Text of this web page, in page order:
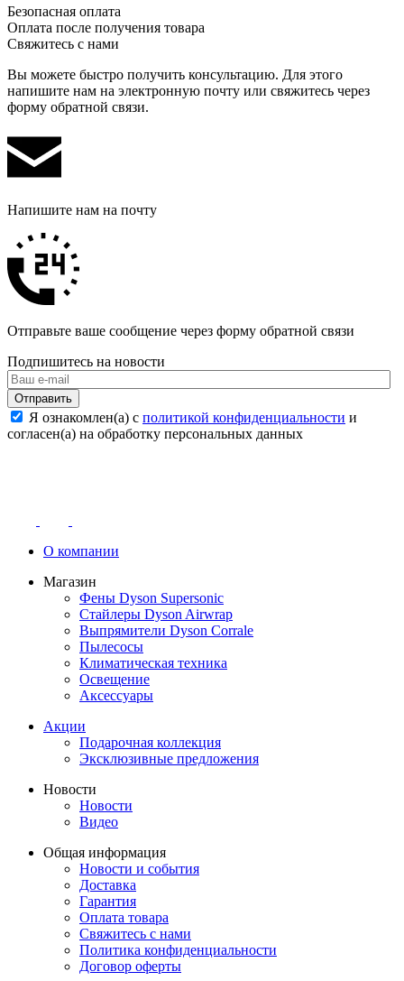
Безопасная оплата
Оплата после получения товара
Свяжитесь с нами
Вы можете быстро получить консультацию. Для этого
напишите нам на электронную почту или свяжитесь через
форму обратной связи.
Напишите нам на почту
Отправьте ваше сообщение через форму обратной связи
Подпишитесь на новости
Отправить
Я ознакомлен(а) с политикой конфиденциальности и
согласен(а) на обработку персональных данных
О компании
Магазин
Фены Dyson Supersonic
Стайлеры Dyson Airwrap
Выпрямители Dyson Corrale
Пылесосы
Климатическая техника
Освещение
Аксессуары
Акции
Подарочная коллекция
Эксклюзивные предложения
Новости
Новости
Видео
Общая информация
Новости и события
Доставка
Гарантия
Оплата товара
Свяжитесь с нами
Политика конфиденциальности
Договор оферты